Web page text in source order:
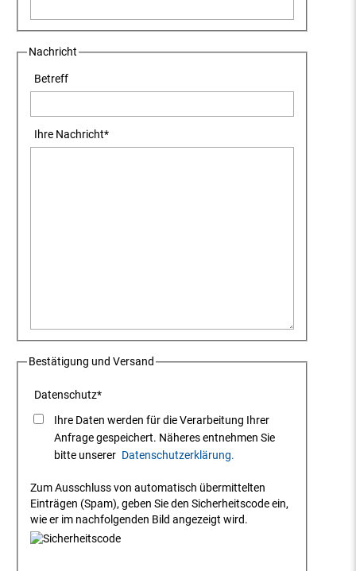
Nachricht
Betreff
Ihre Nachricht*
Bestätigung und Versand
Datenschutz*
Ihre Daten werden für die Verarbeitung Ihrer
Anfrage gespeichert. Näheres entnehmen Sie
bitte unserer Datenschutzerklärung.
Zum Ausschluss von automatisch übermittelten
Einträgen (Spam), geben Sie den Sicherheitscode ein,
wie er im nachfolgenden Bild angezeigt wird.